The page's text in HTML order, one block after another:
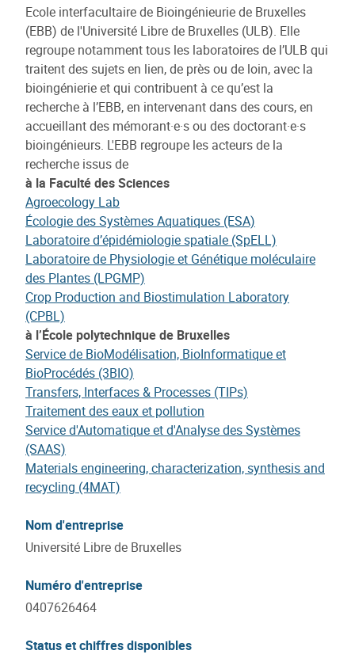
Ecole interfacultaire de Bioingénieurie de Bruxelles
(EBB) de l'Université Libre de Bruxelles (ULB). Elle
regroupe notamment tous les laboratoires de l’ULB qui
traitent des sujets en lien, de près ou de loin, avec la
bioingénierie et qui contribuent à ce qu’est la
recherche à l’EBB, en intervenant dans des cours, en
accueillant des mémorant·e·s ou des doctorant·e·s
bioingénieurs. L'EBB regroupe les acteurs de la
recherche issus de
à la Faculté des Sciences
Agroecology Lab
Écologie des Systèmes Aquatiques (ESA)
Laboratoire d’épidémiologie spatiale (SpELL)
Laboratoire de Physiologie et Génétique moléculaire
des Plantes (LPGMP)
Crop Production and Biostimulation Laboratory
(CPBL)
à l’École polytechnique de Bruxelles
Service de BioModélisation, BioInformatique et
BioProcédés (3BIO)
Transfers, Interfaces & Processes (TIPs)
Traitement des eaux et pollution
Service d'Automatique et d'Analyse des Systèmes
(SAAS)
Materials engineering, characterization, synthesis and
recycling (4MAT)
Nom d'entreprise
Université Libre de Bruxelles
Numéro d'entreprise
0407626464
Status et chiffres disponibles